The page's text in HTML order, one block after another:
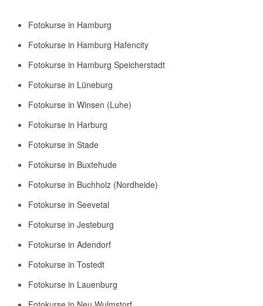
Fotokurse in Hamburg
Fotokurse in Hamburg Hafencity
Fotokurse in Hamburg Speicherstadt
Fotokurse in Lüneburg
Fotokurse in Winsen (Luhe)
Fotokurse in Harburg
Fotokurse in Stade
Fotokurse in Buxtehude
Fotokurse in Buchholz (Nordheide)
Fotokurse in Seevetal
Fotokurse in Jesteburg
Fotokurse in Adendorf
Fotokurse in Tostedt
Fotokurse in Lauenburg